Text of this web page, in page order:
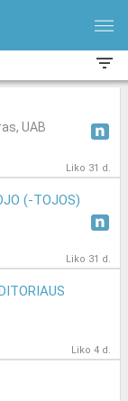
bars
filter_list
UAB
Liko 31 d.
(-TOJOS)
Liko 31 d.
Liko 4 d.